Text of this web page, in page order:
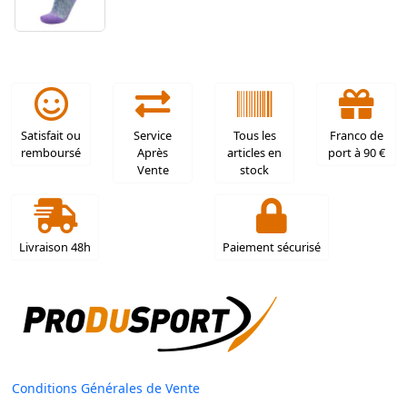
Satisfait ou
remboursé
Service
Après
Vente
Tous les
articles en
stock
Franco de
port à 90 €
Livraison 48h Paiement sécurisé
Conditions Générales de Vente